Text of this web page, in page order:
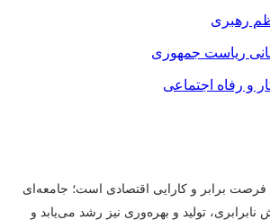
رهبری
ریاست جمهوری
و رفاه اجتماعی
فرصت برابر و کارایی اقتصادی است؛ جامعه‌ای
تولید و بهره‌وری نیز رشد می‌یابد و